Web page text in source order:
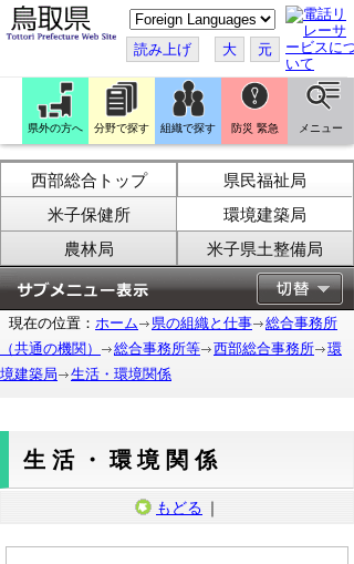
こ
の
ペ
ー
ジ
翻
訳
す
る
読み上げ 大 元
県外の方へ 分野で探す 組織で探す 防災 緊急 メニュー
西部総合トップ
県民福祉局
米子保健所
環境建築局
農林局
米子県土整備局
現在の位置： ホーム 県の組織と仕事
総合事務所
（共通の機関）
総合事務所等 西部総合事務所
環
境建築局
生活・環境関係
生活・環境関係
もどる ｜